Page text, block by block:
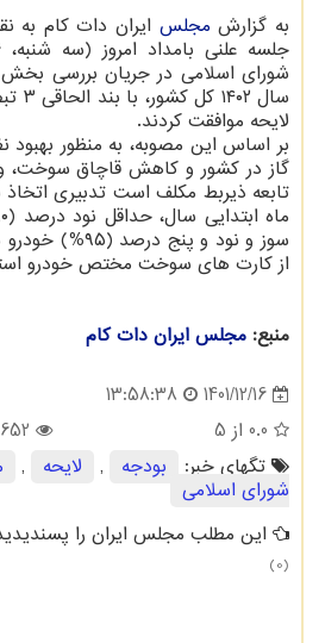
به گزارش مجلس ایران دات کام به
شورای اسلامی در جریان بررسی بخش
لایحه موافقت کردند.
بر اساس این مصوبه، به منظور بهبود
گاز در کشور و کاهش قاچاق سوخت،
تابعه ذیربط مکلف است تدبیری
سوز و نود و پنج
از کارت های سوخت مختص خودرو
منبع: مجلس ایران دات كام
1401/12/16
13:58:38
0.0 از 5
تگهای خبر:
بودجه , لایحه ,
شورای اسلامی
این مطلب مجلس ایران را
(0)